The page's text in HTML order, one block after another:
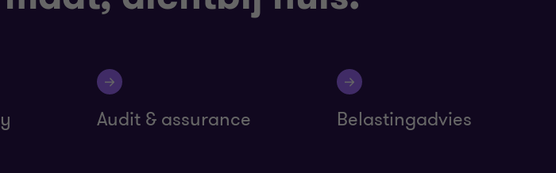
Audit & assurance Belastingadvies